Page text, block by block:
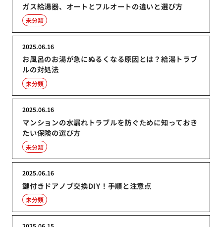
ガス給湯器、オートとフルオートの違いと選び方
未分類
お風呂のお湯が急にぬるくなる原因とは？給湯トラブ
ルの対処法
2025.06.16
未分類
マンションの水漏れトラブルを防ぐために知っておき
たい保険の選び方
2025.06.16
未分類
鍵付きドアノブ交換DIY！手順と注意点
2025.06.16
未分類